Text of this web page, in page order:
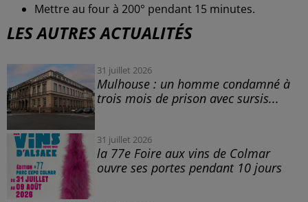
Mettre au four à 200° pendant 15 minutes.
LES AUTRES ACTUALITÉS
31 juillet 2026
Mulhouse : un homme condamné à
trois mois de prison avec sursis...
31 juillet 2026
la 77e Foire aux vins de Colmar
ouvre ses portes pendant 10 jours